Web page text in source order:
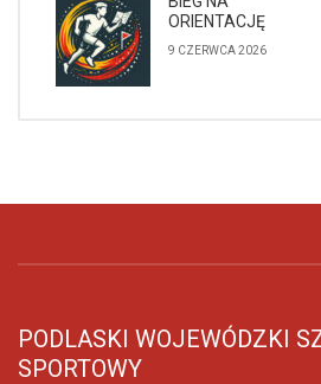
ORIENTACJĘ
9 CZERWCA 2026
PODLASKI WOJEWÓDZKI
SPORTOWY